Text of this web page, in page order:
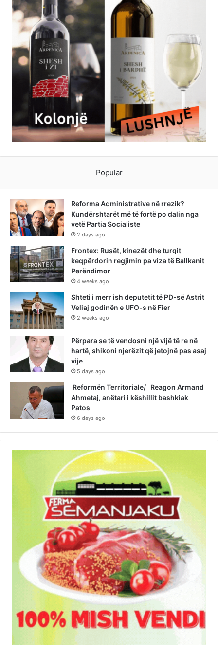
Popular
Reforma Administrative në rrezik?
Kundërshtarët më të fortë po dalin nga
vetë Partia Socialiste
2 days ago
Frontex: Rusët, kinezët dhe turqit
keqpërdorin regjimin pa viza të Ballkanit
Perëndimor
4 weeks ago
Shteti i merr ish deputetit të PD-së Astrit
Veliaj godinën e UFO-s në Fier
2 weeks ago
Përpara se të vendosni një vijë të re në
hartë, shikoni njerëzit që jetojnë pas asaj
vije.
5 days ago
Reformën Territoriale/ Reagon Armand
Ahmetaj, anëtari i këshillit bashkiak
Patos
6 days ago